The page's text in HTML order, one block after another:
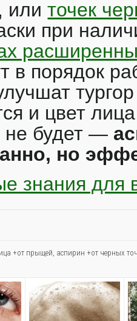
илиточек
при
в порядок
и цвет
будет —
но
знания для
+от прыщей, аспирин +от черных